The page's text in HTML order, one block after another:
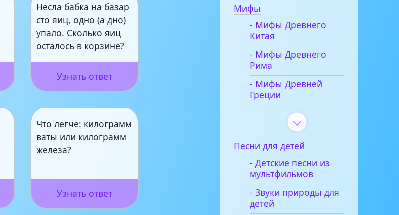
Несла бабка на базар
сто яиц, одно (а дно)
упало. Сколько яиц
осталось в корзине?
Узнать ответ
Что легче: килограмм
ваты или килограмм
железа?
Узнать ответ
Мифы
- Мифы Древнего
Китая
- Мифы Древнего
Рима
- Мифы Древней
Греции
Песни для детей
- Детские песни из
мультфильмов
- Звуки природы для
детей